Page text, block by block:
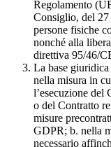
Regolamento
Consiglio, del
persone fisiche
nonché alla
direttiva 95/46/
La base
nella misura in
l’esecuzione
o del Contratto
misure
GDPR; b. nella
necessario